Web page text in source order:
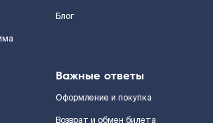
Блог
Важные ответы
Оформление и покупка
Возврат и обмен билета